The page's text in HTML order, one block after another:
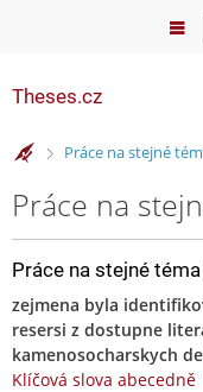
Theses.cz
>Práce na stejné
Práce na
Práce na stejné
zejmena byla
resersi z dostupne
kamenosocharskych
Klíčová slova abecedně